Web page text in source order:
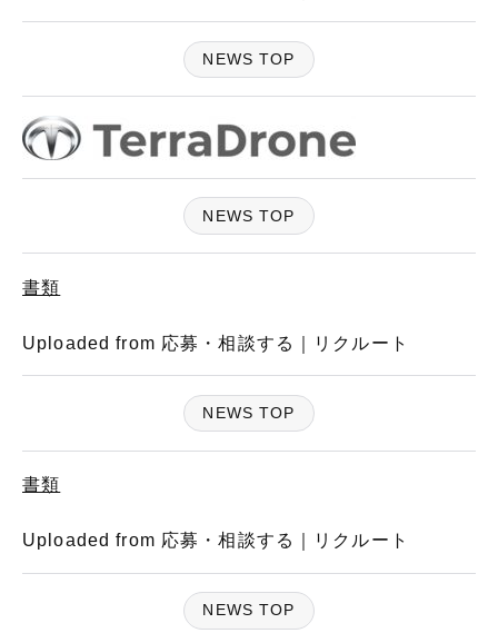
NEWS TOP
NEWS TOP
書類
Uploaded from 応募・相談する｜リクルート
NEWS TOP
書類
Uploaded from 応募・相談する｜リクルート
NEWS TOP